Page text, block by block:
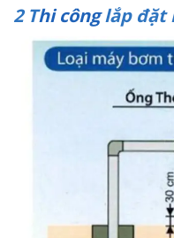
2 Thi cônglắp đặt